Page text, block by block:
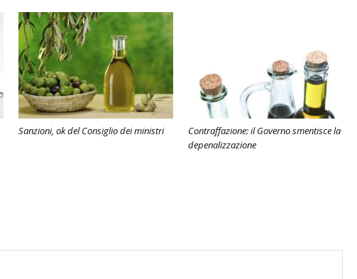
Sanzioni, ok del Consiglio dei ministri
Contraffazione: il Governo smentisce la
depenalizzazione